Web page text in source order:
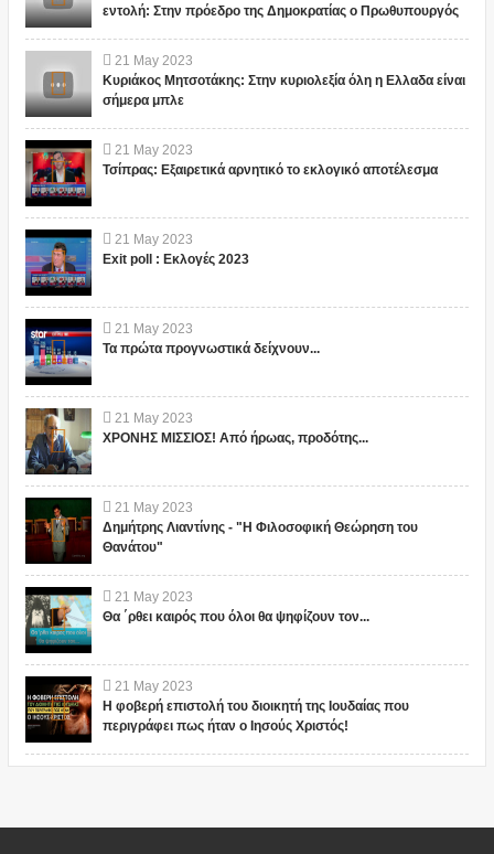
εντολή: Στην πρόεδρο της Δημοκρατίας ο Πρωθυπουργός
21 May 2023
Κυριάκος Μητσοτάκης: Στην κυριολεξία όλη η Ελλαδα είναι
σήμερα μπλε
21 May 2023
Τσίπρας: Εξαιρετικά αρνητικό το εκλογικό αποτέλεσμα
21 May 2023
Exit poll : Εκλογές 2023
21 May 2023
Τα πρώτα προγνωστικά δείχνουν...
21 May 2023
ΧΡΟΝΗΣ ΜΙΣΣΙΟΣ! Από ήρωας, προδότης...
21 May 2023
Δημήτρης Λιαντίνης - "Η Φιλοσοφική Θεώρηση του
Θανάτου"
21 May 2023
Θα ΄ρθει καιρός που όλοι θα ψηφίζουν τον...
21 May 2023
Η φοβερή επιστολή του διοικητή της Ιουδαίας που
περιγράφει πως ήταν ο Ιησούς Χριστός!